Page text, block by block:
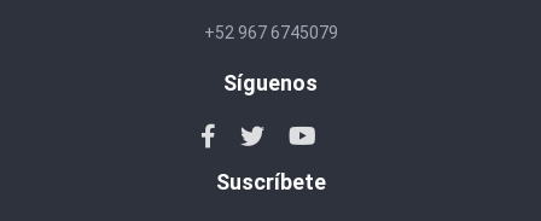
+52 967 6745079
Síguenos
Suscríbete